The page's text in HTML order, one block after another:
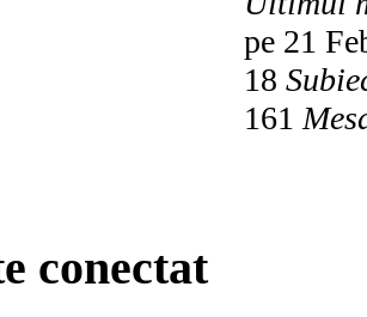
pe 21
18
161
conectat